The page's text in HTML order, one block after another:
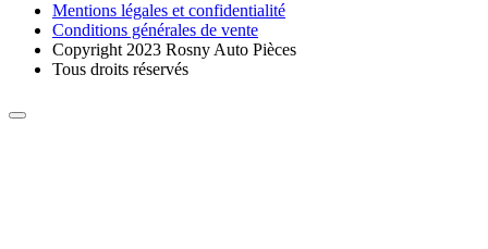
Mentions légales et confidentialité
Conditions générales de vente
Copyright 2023 Rosny Auto Pièces
Tous droits réservés